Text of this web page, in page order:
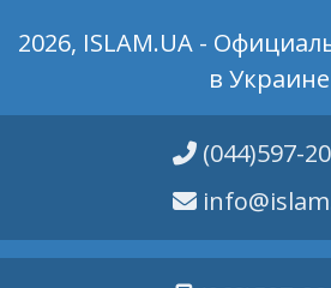
2026, ISLAM.UA -
в Украине
(044)597-